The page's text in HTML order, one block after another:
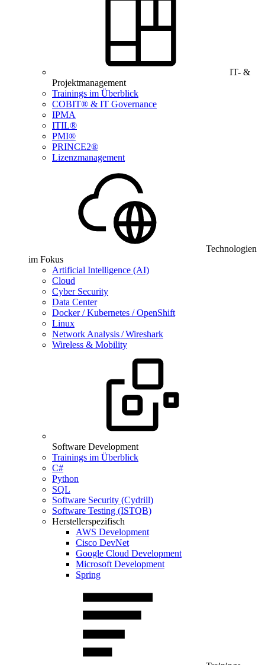
IT- &
Projektmanagement
Trainings im Überblick
COBIT® & IT Governance
IPMA
ITIL®
PMI®
PRINCE2®
Lizenzmanagement
Technologien
im Fokus
Artificial Intelligence (AI)
Cloud
Cyber Security
Data Center
Docker / Kubernetes / OpenShift
Linux
Network Analysis / Wireshark
Wireless & Mobility
Software Development
Trainings im Überblick
C#
Python
SQL
Software Security (Cydrill)
Software Testing (ISTQB)
Herstellerspezifisch
AWS Development
Cisco DevNet
Google Cloud Development
Microsoft Development
Spring